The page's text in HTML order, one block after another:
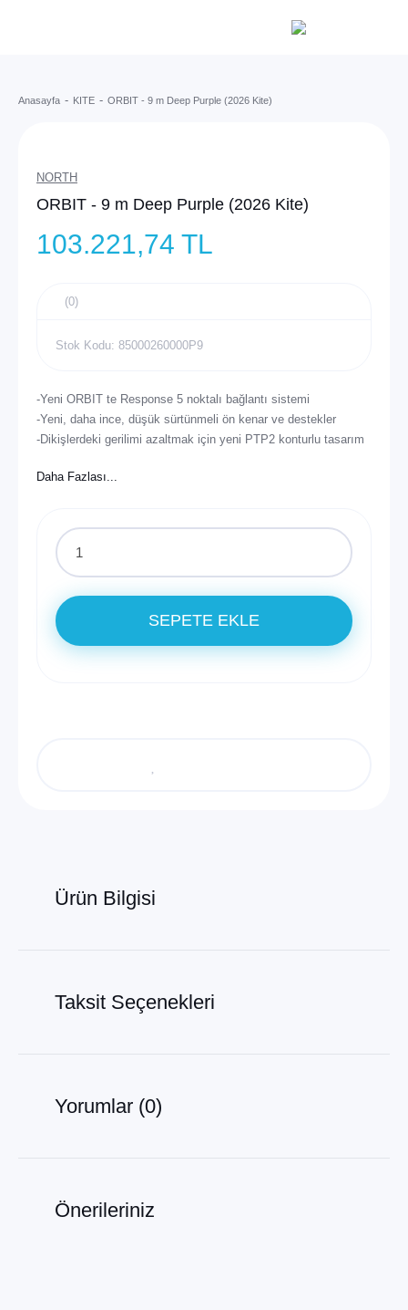
Anasayfa KITE ORBIT - 9 m Deep Purple (2026 Kite)
NORTH
ORBIT - 9 m Deep Purple (2026 Kite)
103.221,74 TL
(0)
Stok Kodu: 85000260000P9
-Yeni ORBIT te Response 5 noktalı bağlantı sistemi
-Yeni, daha ince, düşük sürtünmeli ön kenar ve destekler
-Dikişlerdeki gerilimi azaltmak için yeni PTP2 konturlu tasarım
kalma süresi
-Yüksek sıçramalar ve kolay looplar için daha öne ve kavisli
profil
SEPETE EKLE
Ürün Bilgisi
Taksit Seçenekleri
Yorumlar (0)
Önerileriniz